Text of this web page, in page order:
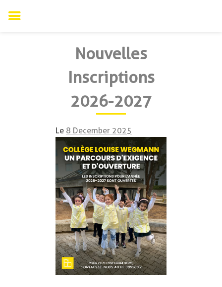
Nouvelles
Inscriptions
2026-2027
Le 8 December 2025